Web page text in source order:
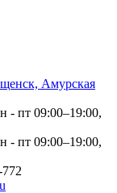
Амурская
- пт 09:00–19:00,
- пт 09:00–19:00,